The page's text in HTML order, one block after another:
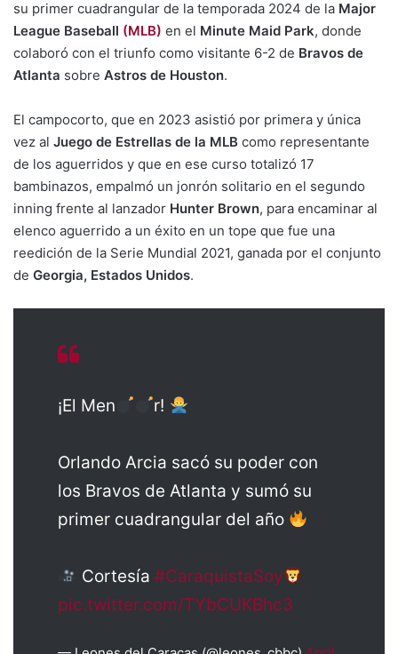
su primer cuadrangular de la temporada 2024 de la Major
League Baseball (MLB) en el Minute Maid Park, donde
colaboró con el triunfo como visitante 6-2 de Bravos de
Atlanta sobre Astros de Houston.
El campocorto, que en 2023 asistió por primera y única
vez al Juego de Estrellas de la MLB como representante
de los aguerridos y que en ese curso totalizó 17
bambinazos, empalmó un jonrón solitario en el segundo
inning frente al lanzador Hunter Brown, para encaminar al
elenco aguerrido a un éxito en un tope que fue una
reedición de la Serie Mundial 2021, ganada por el conjunto
de Georgia, Estados Unidos.
¡El Men r!
Orlando Arcia sacó su poder con
los Bravos de Atlanta y sumó su
primer cuadrangular del año
Cortesía #CaraquistaSoy
pic.twitter.com/TYbCUKBhc3